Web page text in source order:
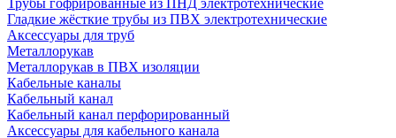
Трубы гофрированные из ПНД электротехнические
Гладкие жёсткие трубы из ПВХ электротехнические
Аксессуары для труб
Металлорукав
Металлорукав в ПВХ изоляции
Кабельные каналы
Кабельный канал
Кабельный канал перфорированный
Аксессуары для кабельного канала